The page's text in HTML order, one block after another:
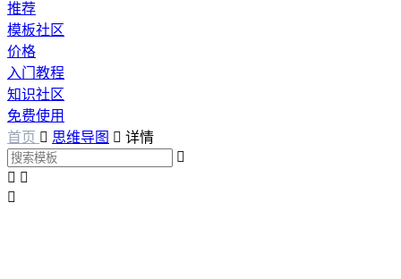
推荐
模板社区
价格
入门教程
知识社区
免费使用
首页  思维导图  详情

 
